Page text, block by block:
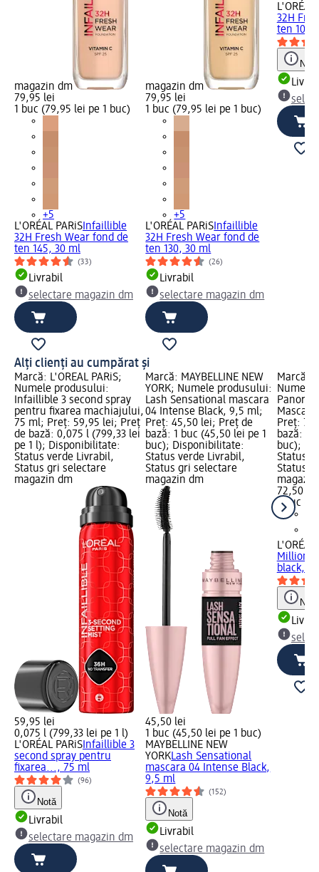
magazin dm
79,95 lei
1 buc (79,95 lei pe 1 buc)
+5
L'ORÉAL PARiS Infaillible
32H Fresh Wear fond de
ten 145, 30 ml
(33)
Livrabil
selectare magazin dm
magazin dm
79,95 lei
1 buc (79,95 lei pe 1 buc)
+5
L'ORÉAL PARiS Infaillible
32H Fresh Wear fond de
ten 130, 30 ml
(26)
Livrabil
selectare magazin dm
L'ORÉAL
32H
ten 100,
Notă
Alți clienți au cumpărat și
Marcă: L'ORÉAL PARiS;
Numele produsului:
Infaillible 3 second spray
pentru fixarea machiajului,
75 ml; Preț: 59,95 lei; Preț
de bază: 0,075 l (799,33 lei
pe 1 l); Disponibilitate:
Status verde Livrabil,
Status gri selectare
magazin dm
59,95 lei
0,075 l (799,33 lei pe 1 l)
L'ORÉAL PARiS Infaillible 3
second spray pentru
fixarea..., 75 ml
(96)
Notă
Livrabil
selectare magazin dm
Marcă: MAYBELLINE NEW
YORK; Numele produsului:
Lash Sensational mascara
04 Intense Black, 9,5 ml;
Preț: 45,50 lei; Preț de
bază: 1 buc (45,50 lei pe 1
buc); Disponibilitate:
Status verde Livrabil,
Status gri selectare
magazin dm
45,50 lei
1 buc (45,50 lei pe 1 buc)
MAYBELLINE NEW
YORKLash Sensational
mascara 04 Intense Black,
9,5 ml
(152)
Notă
Livrabil
selectare magazin dm
Marcă:
Numele
Preț:
bază: 1
buc);
Status
Status
72,50 lei
1 buc
L'ORÉAL
Million
black,
Notă